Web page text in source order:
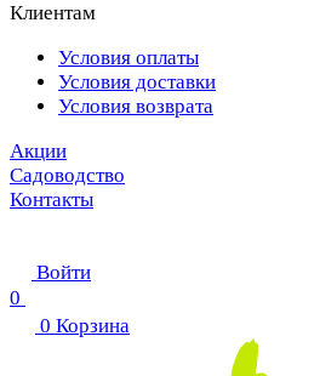
Клиентам
Условия оплаты
Условия доставки
Условия возврата
Акции
Садоводство
Контакты
Войти
0
0 Корзина